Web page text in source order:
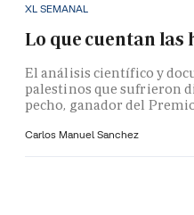
XL SEMANAL
Lo que cuentan las
El análisis científico y
palestinos que sufrieron
pecho, ganador del
Carlos Manuel Sanchez